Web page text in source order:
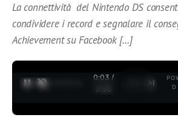
La connettività del Nintendo DS
condividere i record e segnalare il
Achievement su Facebook […]
0:03 /
3:35